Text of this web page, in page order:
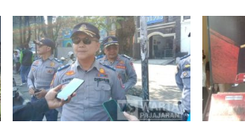
Pengawasan
Brong